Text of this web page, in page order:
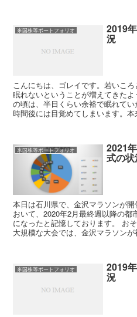
米国株等ポートフォリオ 2019
況
こんにちは、ゴレイです。若いこ
眠れないということが増えてきた
の頃は、半日くらい余裕で眠れて
時間後には目覚めてしまいます。
米国株等ポートフォリオ 2021
式の
本日は石川県で、金沢マラソンが
おいて、2020年2月最終週以降の
になったと記憶しております。 お
大規模な大会では、金沢マラソン
米国株等ポートフォリオ 2019
況